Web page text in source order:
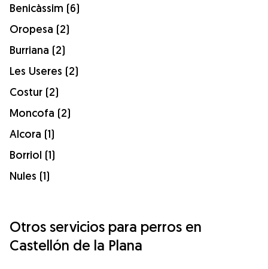
Benicàssim (6)
Oropesa (2)
Burriana (2)
Les Useres (2)
Costur (2)
Moncofa (2)
Alcora (1)
Borriol (1)
Nules (1)
Otros servicios para perros en
Castellón de la Plana